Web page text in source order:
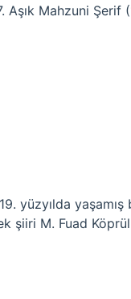
Mahzuni Şerif
yüzyılda
şiiri M. Fuad